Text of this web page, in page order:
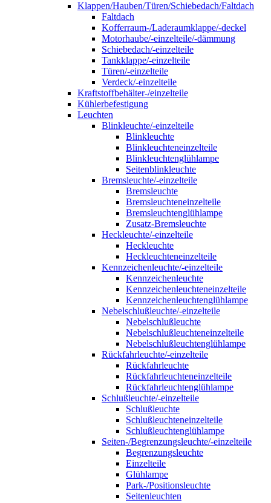
Klappen/Hauben/Türen/Schiebedach/Faltdach
Faltdach
Kofferraum-/Laderaumklappe/-deckel
Motorhaube/-einzelteile/-dämmung
Schiebedach/-einzelteile
Tankklappe/-einzelteile
Türen/-einzelteile
Verdeck/-einzelteile
Kraftstoffbehälter-/einzelteile
Kühlerbefestigung
Leuchten
Blinkleuchte/-einzelteile
Blinkleuchte
Blinkleuchteneinzelteile
Blinkleuchtenglühlampe
Seitenblinkleuchte
Bremsleuchte/-einzelteile
Bremsleuchte
Bremsleuchteneinzelteile
Bremsleuchtenglühlampe
Zusatz-Bremsleuchte
Heckleuchte/-einzelteile
Heckleuchte
Heckleuchteneinzelteile
Kennzeichenleuchte/-einzelteile
Kennzeichenleuchte
Kennzeichenleuchteneinzelteile
Kennzeichenleuchtenglühlampe
Nebelschlußleuchte/-einzelteile
Nebelschlußleuchte
Nebelschlußleuchteneinzelteile
Nebelschlußleuchtenglühlampe
Rückfahrleuchte/-einzelteile
Rückfahrleuchte
Rückfahrleuchteneinzelteile
Rückfahrleuchtenglühlampe
Schlußleuchte/-einzelteile
Schlußleuchte
Schlußleuchteneinzelteile
Schlußleuchtenglühlampe
Seiten-/Begrenzungsleuchte/-einzelteile
Begrenzungsleuchte
Einzelteile
Glühlampe
Park-/Positionsleuchte
Seitenleuchten